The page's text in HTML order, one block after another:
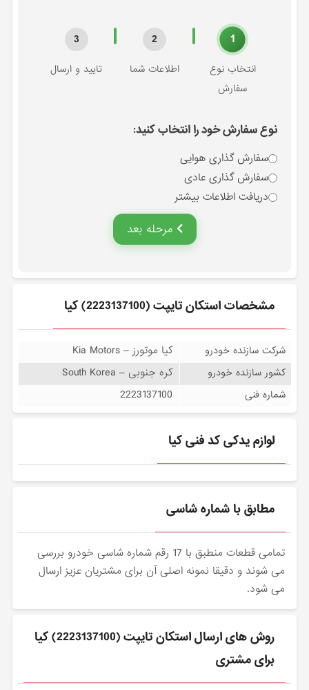
1
انتخاب نوع
سفارش
2
اطلاعات شما
3
تایید و ارسال
نوع سفارش خود را انتخاب کنید:
سفارش گذاری هوایی
سفارش گذاری عادی
دریافت اطلاعات بیشتر
مرحله بعد
مشخصات استكان تايپت (2223137100) کیا
شرکت سازنده خودرو کیا موتورز – Kia Motors
کشور سازنده خودرو کره جنوبی – South Korea
شماره فنی 2223137100
لوازم یدکی کد فنی کیا
مطابق با شماره شاسی
تمامی قطعات منطبق با 17 رقم شماره شاسی خودرو بررسی
می شوند و دقیقا نمونه اصلی آن برای مشتریان عزیز ارسال
می شود.
روش های ارسال استكان تايپت (2223137100) کیا
برای مشتری